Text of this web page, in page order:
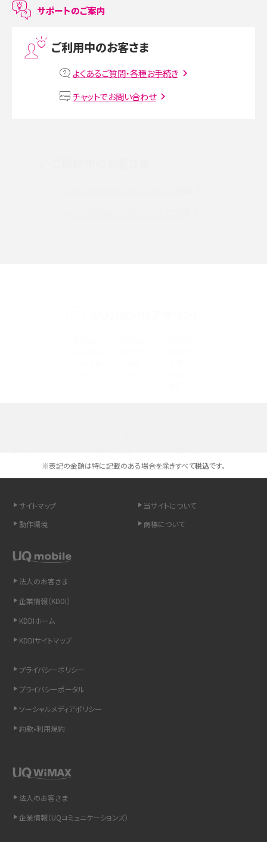
MNOとは？MVNOやMVNEとの違いやメリット・デメリットを解説
VPN接続とは？仕組みや必要性、メリット・デメリット、接続方法を解説
高校生にスマホ制限は必要？所持率やメリット・デメリットを詳しく紹介
スマホのネット通信速度が遅い原因は？すぐできる対処法や見直すポイントを解
説
を解説
LINEの引き継ぎ方法は？対象データや事前準備・条件・注意点などを解説
非通知設定とは？184で電話をかける方法やiPhone・Androidの設定を解説
iCloudの使用容量を減らす9つの方法！使用状況の確認手順も紹介
リプライ機能とは？LINE、X（旧Twitter）、Instagram、TikTokで送る方法を解説
LINEで送信取り消しをする方法は？相手に知られるのか、削除との違いも紹介
サポートのご案内
ご利用中のお客さま
よくあるご質問・各種お手続き
チャットでお問い合わせ
※表記の金額は特に記載のある場合を除きすべて税込です。
サイトマップ
当サイトについて
動作環境
商標について
法人のお客さま
企業情報（KDDI）
KDDIホーム
KDDIサイトマップ
プライバシーポリシー
プライバシーポータル
ソーシャルメディアポリシー
約款•利用規約
法人のお客さま
企業情報（UQコミュニケーションズ）